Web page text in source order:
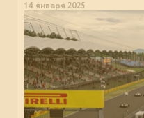
14 января 2025